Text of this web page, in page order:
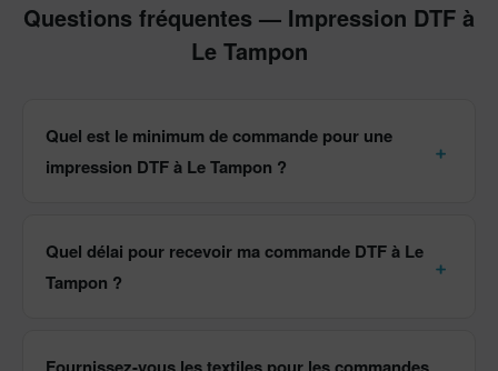
Questions fréquentes — Impression DTF à
Le Tampon
Quel est le minimum de commande pour une
impression DTF à Le Tampon ?
Quel délai pour recevoir ma commande DTF à Le
Tampon ?